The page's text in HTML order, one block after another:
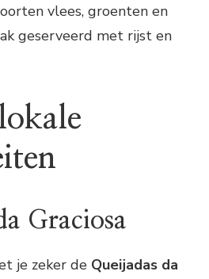
vlees, groenten en
geserveerd met rijst en
Graciosa
je zeker de Queijadas da